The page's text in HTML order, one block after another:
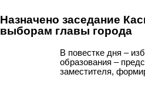
Назначено заседание
выборам главы города
В повестке дня –
образования –
заместителя,